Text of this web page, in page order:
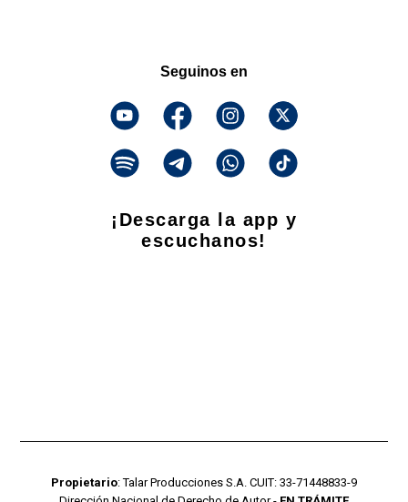
Seguinos en
¡Descarga la app y
escuchanos!
Propietario: Talar Producciones S.A. CUIT: 33-71448833-9